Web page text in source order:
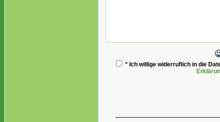
* Ich willige widerruflich in die